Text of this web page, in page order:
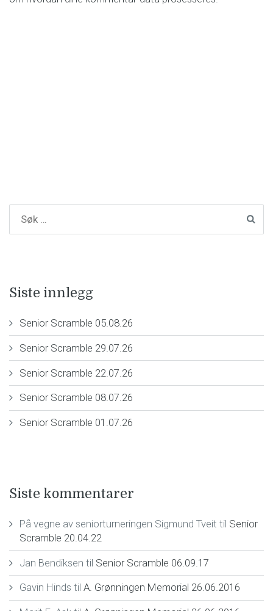
Siste innlegg
Senior Scramble 05.08.26
Senior Scramble 29.07.26
Senior Scramble 22.07.26
Senior Scramble 08.07.26
Senior Scramble 01.07.26
Siste kommentarer
På vegne av seniorturneringen Sigmund Tveit til Senior
Scramble 20.04.22
Jan Bendiksen til Senior Scramble 06.09.17
Gavin Hinds til A. Grønningen Memorial 26.06.2016